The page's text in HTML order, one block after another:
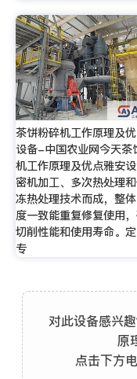
茶饼粉碎机工作原理及
设备-中国农业网今天茶
机工作原理及优点雅安
密机加工、多次热处理
冻热处理技术而成，整
度一致能重复修复使用
切削性能和使用寿命。
专
对此设备感兴
原
点击下方